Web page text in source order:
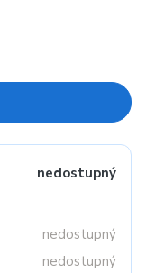
nedostupný
nedostupný
nedostupný